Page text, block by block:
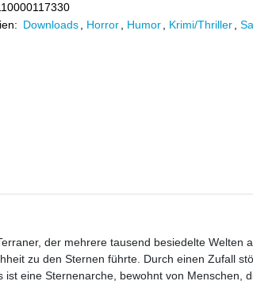
Downloads Horror Humor Krimi/Thriller
der mehrere tausend besiedelte Welten
zu den Sternen führte. Durch einen Zufall
eine Sternenarche, bewohnt von Menschen,